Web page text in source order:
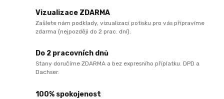
Vizualizace ZDARMA
Zašlete nám podklady, vizualizaci potisku pro vás připravíme
zdarma (nejpozději do 2 prac. dní).
Do 2 pracovních dnů
Stany doručíme ZDARMA a bez expresního příplatku. DPD a
Dachser.
100% spokojenost